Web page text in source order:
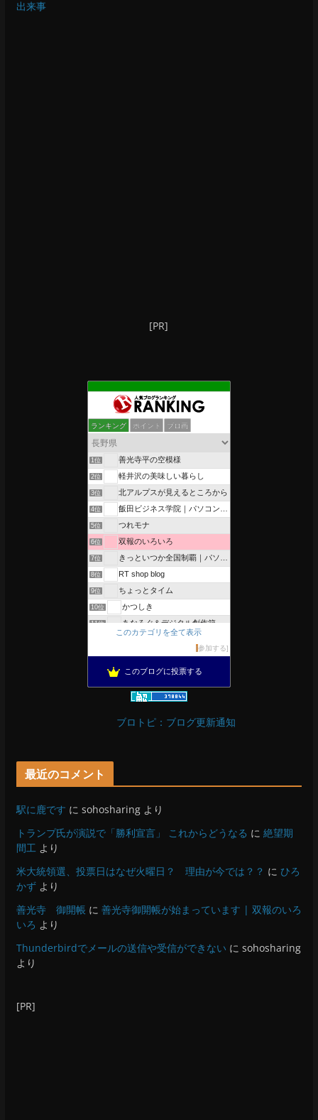
出来事
[PR]
ランキング ポイント ブロ画
1位 善光寺平の空模様
2位 軽井沢の美味しい暮らし
3位 北アルプスが見えるところから
4位 飯田ビジネス学院｜パソコン、簿記、公共職業訓練と求職者支援
5位 つれモナ
6位 双報のいろいろ
7位 きっといつか全国制覇｜パソコン教室、簿記教室のスタッフブログ
8位 RT shop blog
9位 ちょっとタイム
10位 かつしき
11位 あなろぐ＆デジタル創作箱
軽井沢まったり生活 柴犬とともに
13位 がんばれ長野
のんびりいこうよ！
15位 OESセｴラ＆レイラ何気ない風景
このカテゴリを全て表示
参加する
このブログに投票する
ブロトピ：ブログ更新通知
最近のコメント
駅に鹿です に sohosharingより
トランプ氏が演説で「勝利宣言」 これからどうなる に 絶望期
間工 より
米大統領選、投票日はなぜ火曜日？ 理由が今では？？ に ひろ
かずより
善光寺 御開帳 に 善光寺御開帳が始まっています | 双報のいろ
いろ より
Thunderbirdでメールの送信や受信ができない に sohosharing
より
[PR]